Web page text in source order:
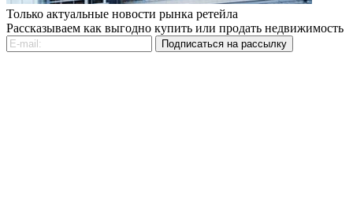
Только актуальные новости рынка ретейла
Рассказываем как выгодно купить или продать недвижимость